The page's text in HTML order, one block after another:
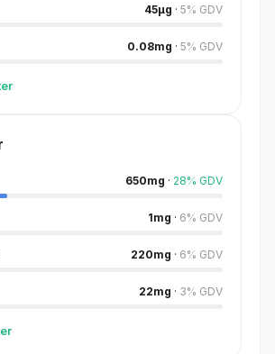
45µg · 5% GDV
0.08mg · 5% GDV
650mg · 28% GDV
1mg · 6% GDV
220mg · 6% GDV
22mg · 3% GDV